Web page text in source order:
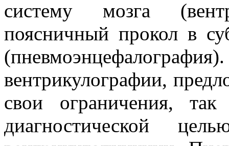
систему мозга
поясничный прокол в
вентрикулографии,
свои ограничения,
диагностической